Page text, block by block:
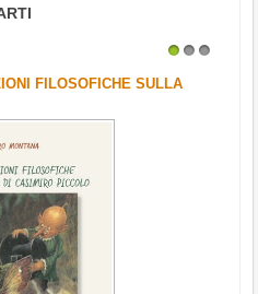
FILOSOFICHE SULLA